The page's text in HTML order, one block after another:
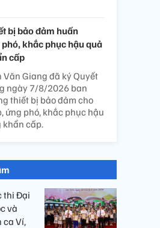
bị bảo đảm huấn
khắc phục hậu quả
cấp
Văn Giang đã ký Quyết
ngày 7/8/2026 ban
thiết bị bảo đảm cho
ứng phó, khắc phục hậu
cấp.
thi Đại
và
ca Ví,